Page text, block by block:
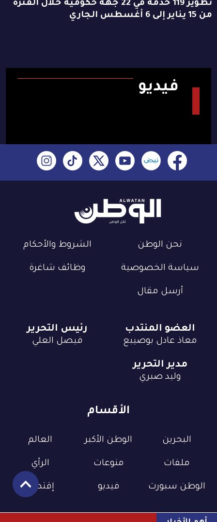
تطوير 119 خدمة في 22 جهة حكومية خلال الفترة
من 15 يناير إلى 6 أغسطس الجاري
فيديو
نحن الوطن الشروط والأحكام
سياسة الخصوصية وظائف شاغرة
أرسل مقال
الأقسام
البحرين الوطن الأكبر العالم
ملفات منوعات الرأي
الوطن سبورت فيديو إقتصاد
العضو المنتدب
معاذ عادل بوصيبع
رئيس التحرير
فيصل العلي
مدير التحرير
وليد صبري